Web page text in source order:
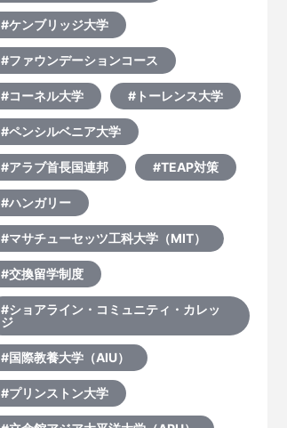
#ケンブリッジ大学
#ファウンデーションコース
#コーネル大学 #トーレンス大学
#ペンシルベニア大学
#アラブ首長国連邦 #TEAP対策
#ハンガリー
#マサチューセッツ工科大学（MIT）
#交換留学制度
#ショアライン・コミュニティ・カレッ
ジ
#国際教養大学（AIU）
#プリンストン大学